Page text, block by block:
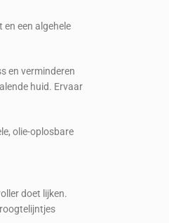
een algehele
en verminderen
huid. Ervaar
olie-oplosbare
doet lijken.